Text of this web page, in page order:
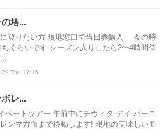
塔...
登りたい方 現地窓口で当日券購入 今の時
くらいです シーズン入りしたら2〜4時間待
Thu 17:15
レ...
ベートツアー 午前中にチヴィタ デイ バーニ
ンマ方面まで移動します! 現地の美味しいモ